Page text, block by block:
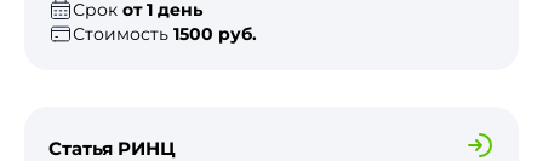
Срок от 1 день
Стоимость 1500 руб.
Статья РИНЦ